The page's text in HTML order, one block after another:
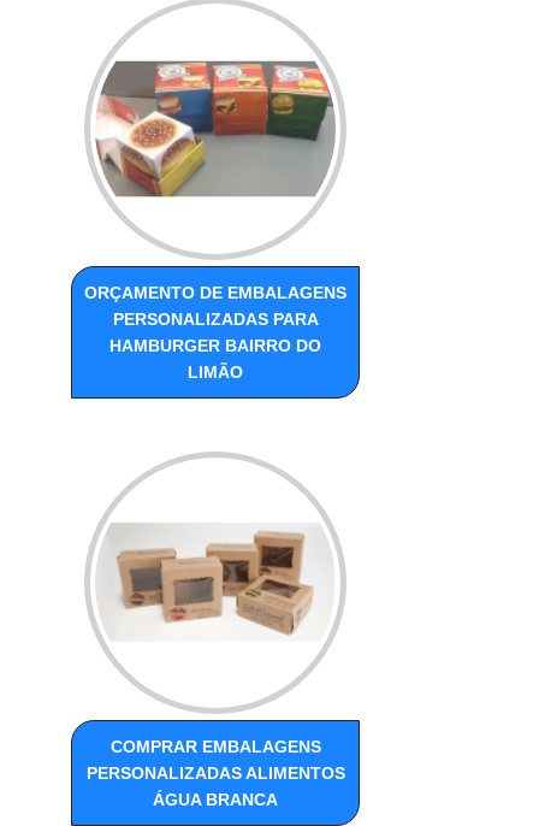
ORÇAMENTO DE EMBALAGENS
PERSONALIZADAS PARA
HAMBURGER BAIRRO DO
LIMÃO
COMPRAR EMBALAGENS
PERSONALIZADAS ALIMENTOS
ÁGUA BRANCA